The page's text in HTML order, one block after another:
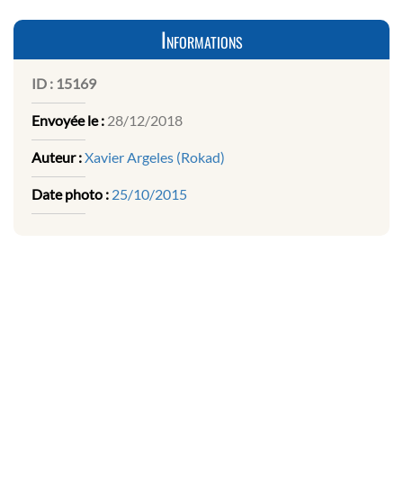
Informations
ID : 15169
Envoyée le : 28/12/2018
Auteur :Xavier Argeles (Rokad)
Date photo : 25/10/2015